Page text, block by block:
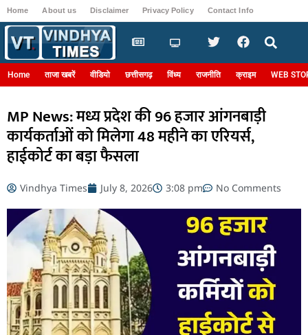
Home About us Disclaimer Privacy Policy Contact Info
Home ताजा खबरें वीडियो छत्तीसगढ़ विंध्य राजनीति क्राइम WEB
MP News: मध्य प्रदेश की 96 हजार आंगनबाड़ी
कार्यकर्ताओं को मिलेगा 48 महीने का एरियर्स,
हाईकोर्ट का बड़ा फैसला
Vindhya Times July 8, 2026 3:08 pm No Comments